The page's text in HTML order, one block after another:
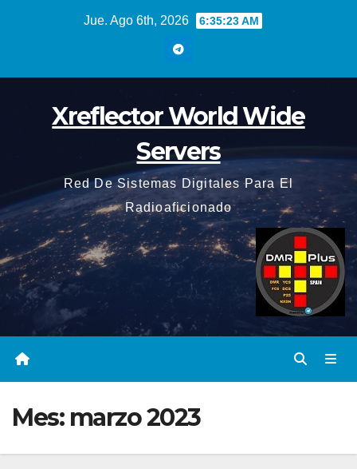
Jue. Ago 6th, 2026 6:35:24 AM
Xreflector World Wide
Servers
Red De Sistemas Digitales Para El
Radioaficionado
Mes: marzo 2023